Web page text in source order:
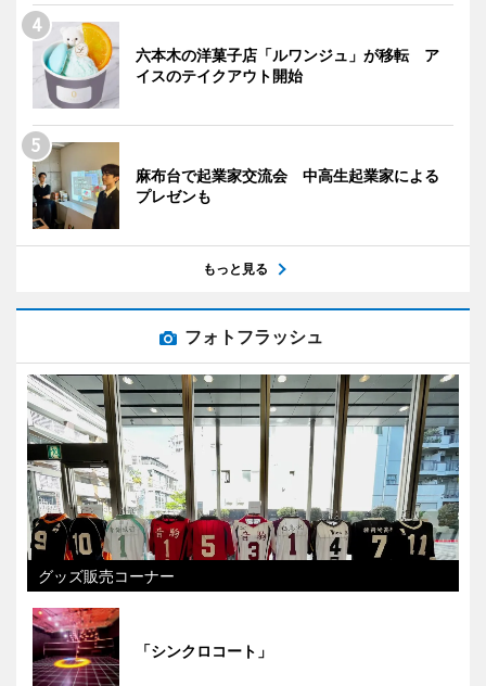
六本木の洋菓子店「ルワンジュ」が移転 ア
イスのテイクアウト開始
麻布台で起業家交流会 中高生起業家による
プレゼンも
もっと見る
フォトフラッシュ
グッズ販売コーナー
「シンクロコート」